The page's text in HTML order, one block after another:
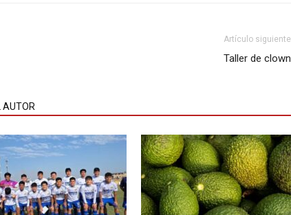
Artículo siguiente
Taller de clown
AUTOR